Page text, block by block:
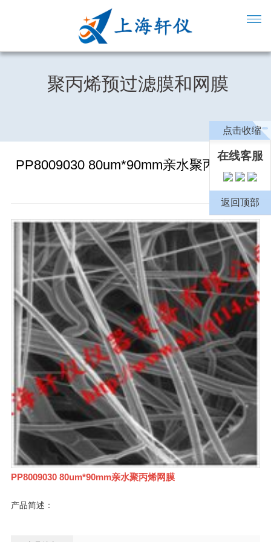
聚丙烯预过滤膜和网膜
PP8009030 80um*90mm亲水聚丙烯网膜
PP8009030 80um*90mm亲水聚丙烯网膜
产品简述：
点击收缩
在线客服
返回顶部